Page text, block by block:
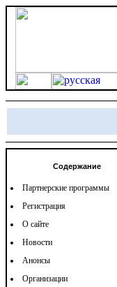
Содержание
Партнерские программы
Регистрация
О сайте
Новости
Анонсы
Организации